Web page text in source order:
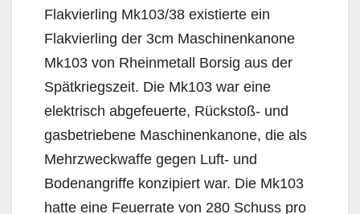
Flakvierling Mk103/38 existierte ein
Flakvierling der 3cm Maschinenkanone
Mk103 von Rheinmetall Borsig aus der
Spätkriegszeit. Die Mk103 war eine
elektrisch abgefeuerte, Rückstoß- und
gasbetriebene Maschinenkanone, die als
Mehrzweckwaffe gegen Luft- und
Bodenangriffe konzipiert war. Die Mk103
hatte eine Feuerrate von 280 Schuss pro